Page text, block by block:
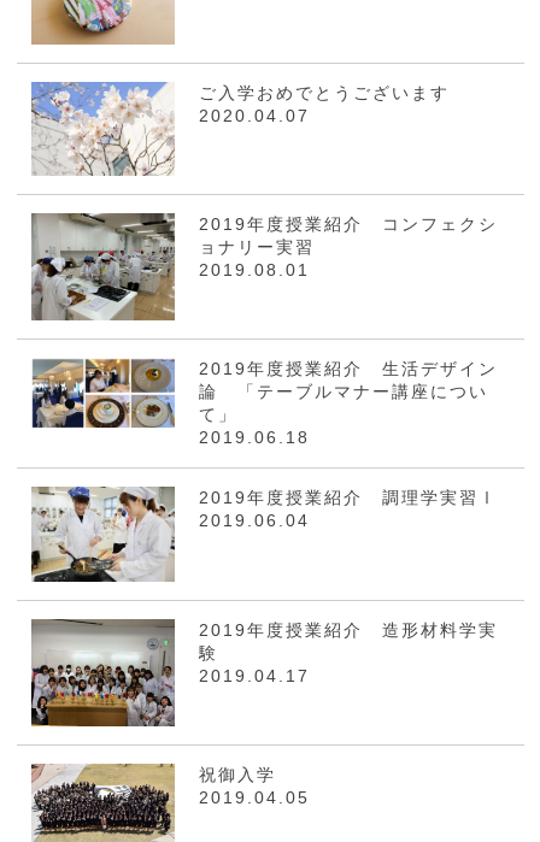
ご入学おめでとうございます
2020.04.07
2019年度授業紹介 コンフェクシ
ョナリー実習
2019.08.01
2019年度授業紹介 生活デザイン
論 「テーブルマナー講座につい
て」
2019.06.18
2019年度授業紹介 調理学実習Ⅰ
2019.06.04
2019年度授業紹介 造形材料学実
験
2019.04.17
祝御入学
2019.04.05